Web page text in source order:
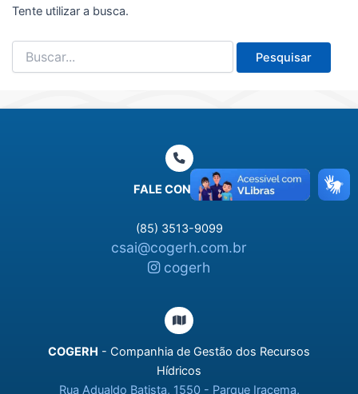
Tente utilizar a busca.
Pesquisar
por:
FALE CONOSCO
(85) 3513-9099
csai@cogerh.com.br
cogerh
COGERH - Companhia de Gestão dos Recursos
Hídricos
Rua Adualdo Batista, 1550 - Parque Iracema,